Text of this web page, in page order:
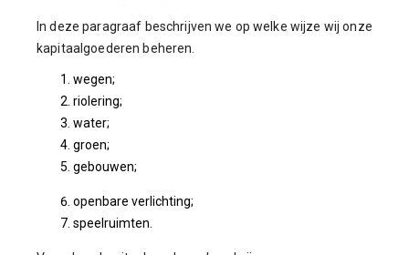
In deze paragraaf beschrijven we op welke wijze wij onze
kapitaalgoederen beheren.
wegen;
riolering;
water;
groen;
gebouwen;
openbare verlichting;
speelruimten.